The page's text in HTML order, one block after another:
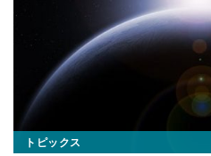
トピックス